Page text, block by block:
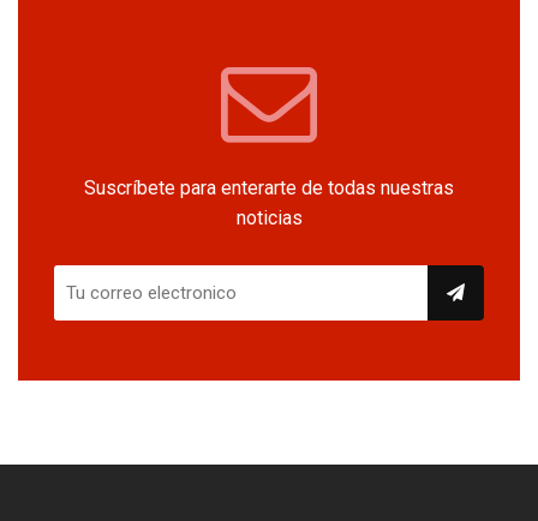
Suscríbete para enterarte de todas nuestras
noticias